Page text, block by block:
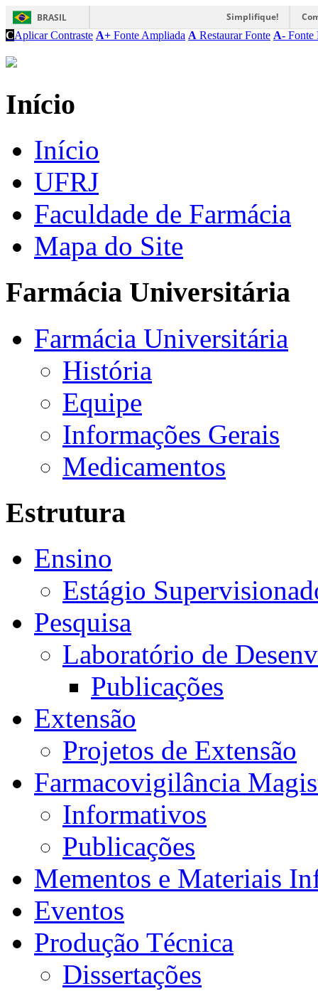
BRASIL Simplifique!
CAplicar Contraste A+ Fonte Ampliada A Restaurar Fonte A- Fonte
Início
Início
UFRJ
Faculdade de Farmácia
Mapa do Site
Farmácia Universitária
Farmácia Universitária
História
Equipe
Informações Gerais
Medicamentos
Estrutura
Ensino
Estágio
Pesquisa
Laboratório de
Publicações
Extensão
Projetos de Extensão
Farmacovigilância
Informativos
Publicações
Mementos e Materiais
Eventos
Produção Técnica
Dissertações